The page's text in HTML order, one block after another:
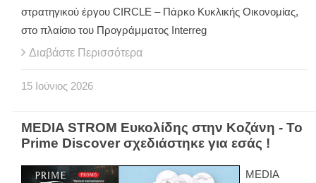
στρατηγικού έργου CIRCLE – Πάρκο Κυκλικής Οικονομίας,
στο πλαίσιο του Προγράμματος Interreg
Διαβάστε Περισσότερα
15 Ιούνιος 2026
MEDIA STROM Ευκολίδης στην Κοζάνη - Το
Prime Discover σχεδιάστηκε για εσάς !
MEDIA